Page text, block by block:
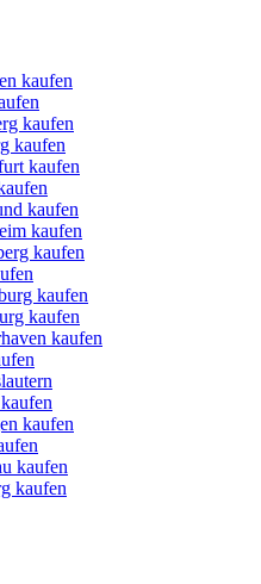
kaufen
kaufen
kaufen
kaufen
kaufen
kaufen
kaufen
kaufen
kaufen
kaufen
kaufen
kaufen
kaufen